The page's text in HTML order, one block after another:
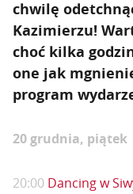
chwilę
Kazimierzu!
choć kilka
one jak
program
20 grudnia, piątek
20:00 Dancing w